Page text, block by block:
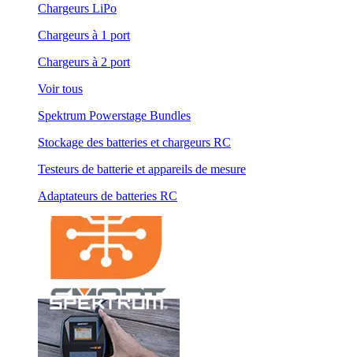
Chargeurs LiPo
Chargeurs à 1 port
Chargeurs à 2 port
Voir tous
Spektrum Powerstage Bundles
Stockage des batteries et chargeurs RC
Testeurs de batterie et appareils de mesure
Adaptateurs de batteries RC